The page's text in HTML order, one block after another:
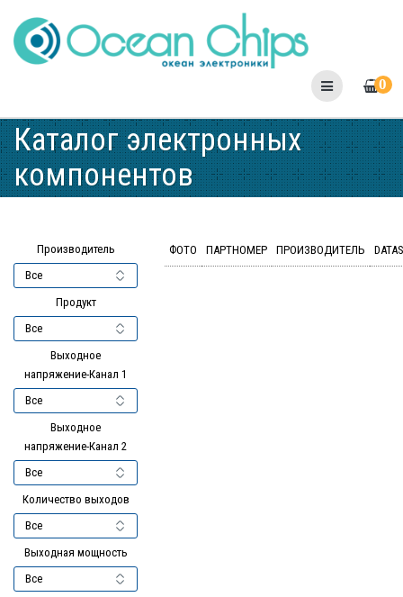
to
content
0
Каталог электронных
компонентов
Производитель
Продукт
Выходное
напряжение-Канал 1
Выходное
напряжение-Канал 2
Количество выходов
Выходная мощность
ФОТО ПАРТНОМЕР ПРОИЗВОДИТЕЛЬ